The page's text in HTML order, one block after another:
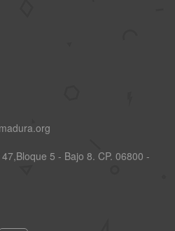
5 - Bajo 8. CP. 06800 -